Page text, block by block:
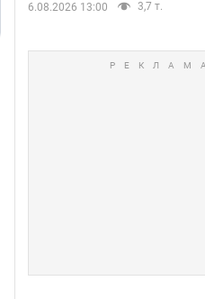
6.08.2026 13:00 3,7 т.